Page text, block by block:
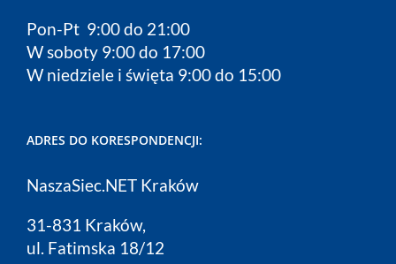
Pon-Pt 9:00 do 21:00
W soboty 9:00 do 17:00
W niedziele i święta 9:00 do 15:00
ADRES DO KORESPONDENCJI:
NaszaSiec.NET Kraków
31-831 Kraków,
ul. Fatimska 18/12